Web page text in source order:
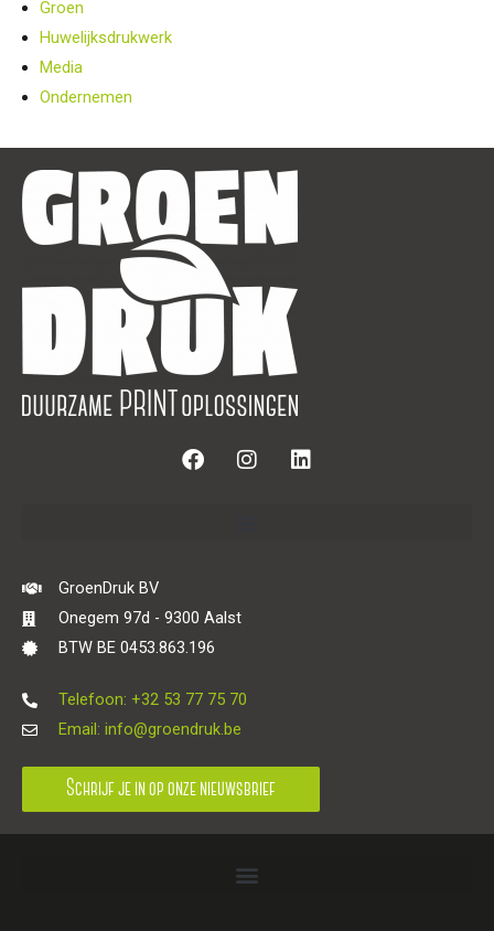
Groen
Huwelijksdrukwerk
Media
Ondernemen
F
a
I
n
L
i
GroenDruk BV
Onegem 97d - 9300 Aalst
BTW BE 0453.863.196
Telefoon: +32 53 77 75 70
Email: info@groendruk.be
Schrijf je in op onze nieuwsbrief